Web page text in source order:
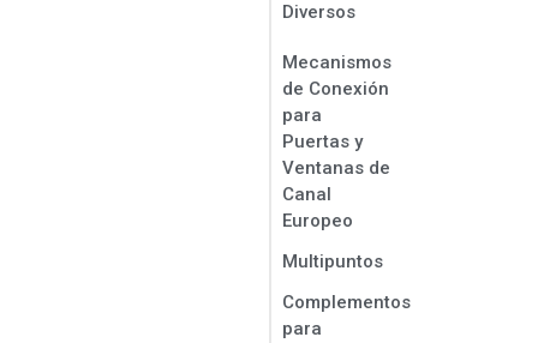
Diversos
Mecanismos
de Conexión
para
Puertas y
Ventanas de
Canal
Europeo
Multipuntos
Complementos
para